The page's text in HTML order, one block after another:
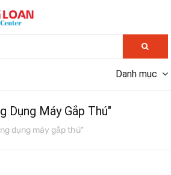
Danh mục
Dụng Máy Gắp Thú"
dụng máy gắp thú"